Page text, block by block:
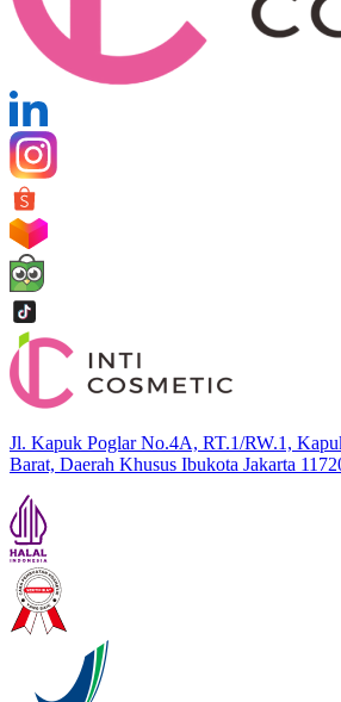
Jl. Kapuk Poglar No.4A, RT.1/RW.1,
Barat, Daerah Khusus Ibukota Jakarta